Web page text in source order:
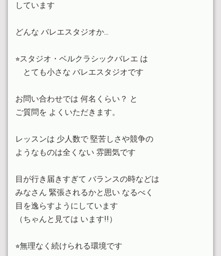
2025.12.18
2025.08.07
7月31日（木）体験無料です
2025.07.14
8月土曜クラス 体験 お休みします
7月もよろしくお願いいたします
2025.05.10
体験 見学をご希望の方へ
New 大人初心者月２コース
しています
どんな バレエスタジオか...
⭐︎スタジオ・ベルクラシックバレエ は
とても小さな バレエスタジオです
お問い合わせでは 何名くらい？ と
ご質問を よくいただきます。
レッスンは 少人数で 堅苦しさや競争の
ようなものは全くない 雰囲気です
目が行き届きすぎて バランスの時などは
みなさん 緊張されるかと思い なるべく
目を逸らすようにしています
（ちゃんと見ては います!!）
⭐︎無理なく続けられる環境です